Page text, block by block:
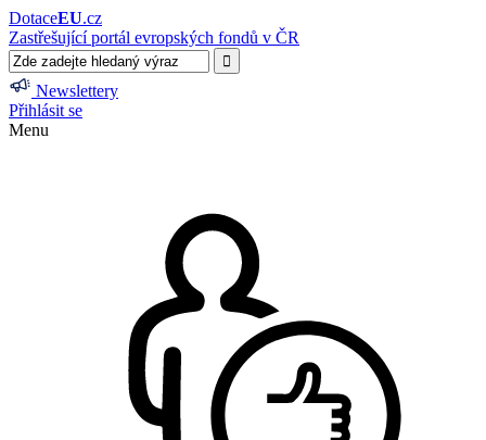
DotaceEU.cz
Zastřešující portál evropských fondů v ČR
Newslettery
Přihlásit se
Menu